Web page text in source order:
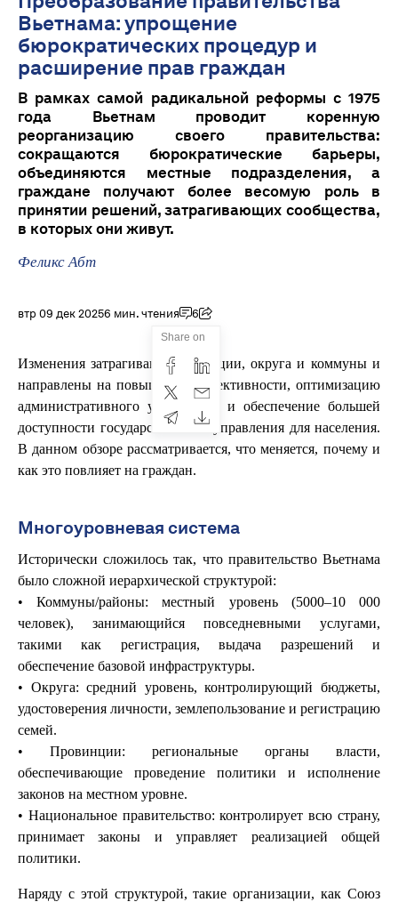
Вьетнама: упрощение
бюрократических процедур и
расширение прав граждан
В рамках самой радикальной реформы с 1975
года Вьетнам проводит коренную
реорганизацию своего правительства:
сокращаются бюрократические барьеры,
объединяются местные подразделения, а
граждане получают более весомую роль в
принятии решений, затрагивающих сообщества,
в которых они живут.
Феликс Абт
втр 09 дек 20256 мин. чтения 6
Share on
Изменения затрагивают провинции, округа и коммуны и
направлены на повышение эффективности, оптимизацию
административного управления и обеспечение большей
доступности государственного управления для населения.
В данном обзоре рассматривается, что меняется, почему и
как это повлияет на граждан.
Многоуровневая система
Исторически сложилось так, что правительство Вьетнама
было сложной иерархической структурой:
• Коммуны/районы: местный уровень (5000–10 000
человек), занимающийся повседневными услугами,
такими как регистрация, выдача разрешений и
обеспечение базовой инфраструктуры.
• Округа: средний уровень, контролирующий бюджеты,
удостоверения личности, землепользование и регистрацию
семей.
• Провинции: региональные органы власти,
обеспечивающие проведение политики и исполнение
законов на местном уровне.
• Национальное правительство: контролирует всю страну,
принимает законы и управляет реализацией общей
политики.
Наряду с этой структурой, такие организации, как Союз